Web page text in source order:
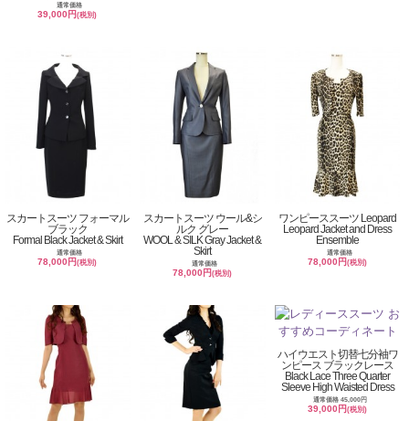
通常価格
39,000円(税別)
スカートスーツ フォーマル
ブラック
Formal Black Jacket & Skirt
通常価格
78,000円(税別)
スカートスーツ ウール&シ
ルク グレー
WOOL & SILK Gray Jacket &
Skirt
通常価格
78,000円(税別)
ワンピーススーツ Leopard
Leopard Jacket and Dress
Ensemble
通常価格
78,000円(税別)
ハイウエスト切替七分袖ワ
ンピース ブラックレース
Black Lace Three Quarter
Sleeve High Waisted Dress
通常価格 45,000円
39,000円(税別)